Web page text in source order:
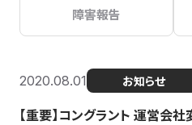
障害報告
2020.08.01 お知らせ
【重要】コングラント 運営会